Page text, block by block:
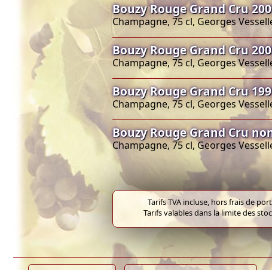
Bouzy Rouge Grand Cru
Champagne, 75 cl, Georges
Bouzy Rouge Grand Cru
Champagne, 75 cl, Georges
Bouzy Rouge Grand Cru
Champagne, 75 cl, Georges
Bouzy Rouge Grand Cru
Champagne, 75 cl, Georges
Tarifs TVA incluse, hors frais de
Tarifs valables dans la limite des